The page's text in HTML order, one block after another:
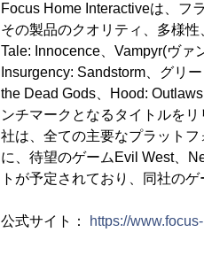
Focus Home Interactiveは、フ
その製品のクオリティ、多様
Tale: Innocence、Vampyr(ヴァ
Insurgency: Sandstorm、グリ
the Dead Gods、Hood:
ンチマークとなるタイトルを
社は、全ての主要なプラット
に、待望のゲームEvil West、
トが予定されており、同社の
公式サイト： https://